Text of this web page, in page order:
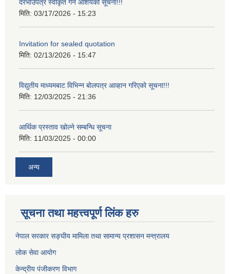
दरभाउपत्र स्वीकृत गर्ने आशयको सूचना!!!
मिति: 03/17/2026 - 15:23
Invitation for sealed quotation
मिति: 02/13/2026 - 15:47
विद्युतीय माध्यमबाट विभिन्न बोलपत्र आव्हान गरिएको सूचना!!!
मिति: 12/03/2025 - 21:36
आर्थिक प्रस्ताव खोल्ने सम्बन्धि सूचना
मिति: 11/03/2025 - 00:00
अन्य
सूचना तथा महत्त्वपूर्ण लिंक हरु
नेपाल सरकार सङ्घीय मामिला तथा सामान्य प्रशासन मन्त्रालय
लोक सेवा आयोग
केन्द्रीय पंजीकरण विभाग